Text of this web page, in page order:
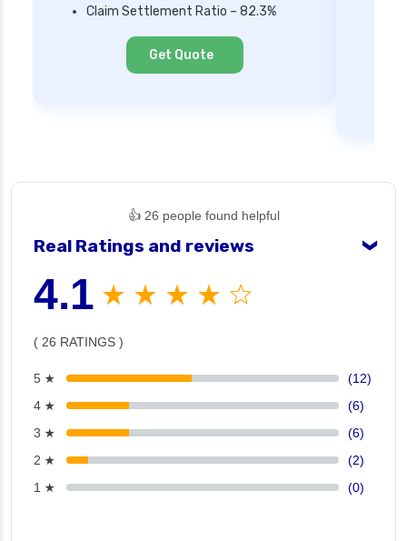
Claim Settlement Ratio – 82.3%
Get Quote
👍 26 people found helpful
Real Ratings and reviews ❯
4.1 ★ ★ ★ ★ ☆
( 26 RATINGS )
5 ★
(12)
4 ★
(6)
3 ★
(6)
2 ★
(2)
1 ★
(0)